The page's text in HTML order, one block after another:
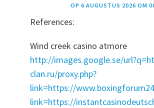
OP 6 AUGUSTUS 2026 OM
References:
Wind creek casino atmore
http://images.google.se/
clan.ru/proxy.php?
link=https://
link=https://